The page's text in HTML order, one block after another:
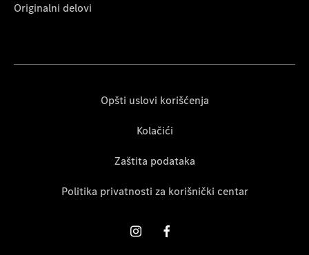
Originalni delovi
Opšti uslovi korišćenja
Kolačići
Zaštita podataka
Politika privatnosti za korišnički centar